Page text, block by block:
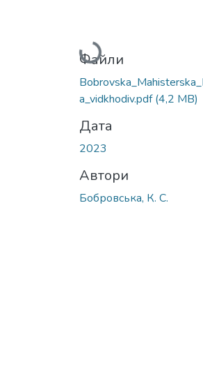
Вантажиться...
Файли
a_vidkhodiv.pdf(4,2 MB)
Дата
2023
Автори
Бобровська, К. С.